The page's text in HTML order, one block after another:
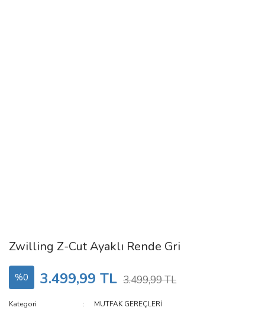
Zwilling Z-Cut Ayaklı Rende Gri
%0 3.499,99 TL 3.499,99 TL
Kategori
MUTFAK GEREÇLERİ